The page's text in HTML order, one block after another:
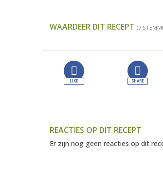
WAARDEER DIT RECEPT (7
REACTIES OP DIT RECEPT
Er zijn nog geen reacties op dit